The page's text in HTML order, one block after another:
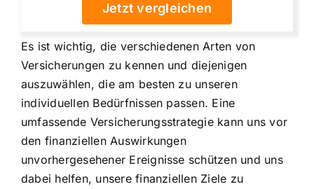
Jetzt vergleichen
Es ist wichtig, die verschiedenen Arten von
Versicherungen zu kennen und diejenigen
auszuwählen, die am besten zu unseren
individuellen Bedürfnissen passen. Eine
umfassende Versicherungsstrategie kann uns vor
den finanziellen Auswirkungen
unvorhergesehener Ereignisse schützen und uns
dabei helfen, unsere finanziellen Ziele zu